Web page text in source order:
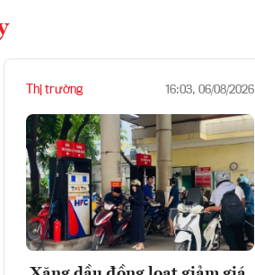
Thị trường 16:03, 06/08/2026